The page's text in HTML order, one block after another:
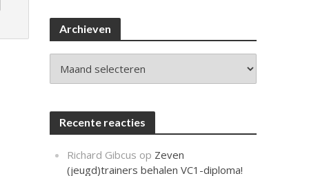
t
Archieven
Recente reacties
Richard Gibcus op Zeven
(jeugd)trainers behalen VC1-diploma!